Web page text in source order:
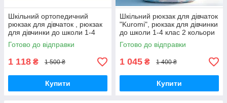
Шкільний ортопедичний
рюкзак для дівчаток , рюкзак
для дівчинки до школи 1-4
клас
Готово до відправки
1 118 ₴ 1 500 ₴
Купити
Шкільний рюкзак для дівчаток
"Kuromi", рюкзак для дівчинки
до школи 1-4 клас 2 кольори
Готово до відправки
1 045 ₴ 1 400 ₴
Купити